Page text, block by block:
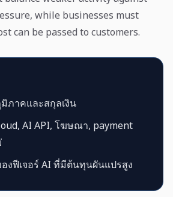
while businesses must
can be passed to customers.
ภาคและสกุลเงิน
AI API, โฆษณา, payment
งฟีเจอร์ AI ที่มีต้นทุนผันแปรสูง